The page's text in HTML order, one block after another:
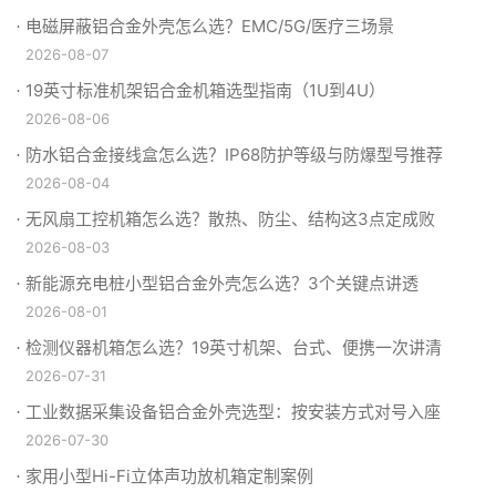
电磁屏蔽铝合金外壳怎么选？EMC/5G/医疗三场景
2026-08-07
19英寸标准机架铝合金机箱选型指南（1U到4U）
2026-08-06
防水铝合金接线盒怎么选？IP68防护等级与防爆型号推荐
2026-08-04
无风扇工控机箱怎么选？散热、防尘、结构这3点定成败
2026-08-03
新能源充电桩小型铝合金外壳怎么选？3个关键点讲透
2026-08-01
检测仪器机箱怎么选？19英寸机架、台式、便携一次讲清
2026-07-31
工业数据采集设备铝合金外壳选型：按安装方式对号入座
2026-07-30
家用小型Hi-Fi立体声功放机箱定制案例